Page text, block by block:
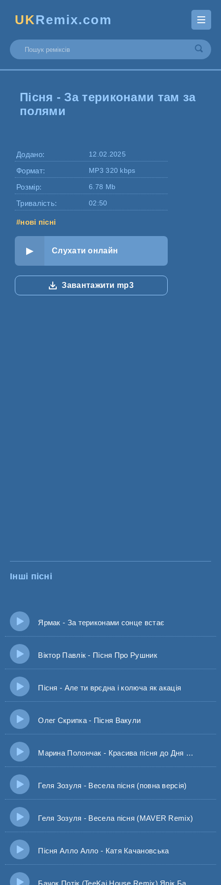
UKRemix.com
Пісня - За териконами там за
полями
Додано: 12.02.2025
Формат: MP3 320 kbps
Розмір: 6.78 Mb
Тривалість: 02:50
#нові пісні
Слухати онлайн
Завантажити mp3
Інші пісні
Ярмак - За териконами сонце встає
Віктор Павлік - Пісня Про Рушник
Пісня - Але ти врєдна і колюча як акація
Олег Скрипка - Пісня Вакули
Марина Полончак - Красива пісня до Дня Народження
Геля Зозуля - Весела пісня (повна версія)
Геля Зозуля - Весела пісня (MAVER Remix)
Пісня Алло Алло - Катя Качановська
Бачок Потік (TeeKai House Remix) Ярік Бачок Потік Пісня з Тіктоку